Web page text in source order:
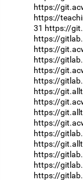
https://
https://
31 https://
https://
https://
https://
https://
https://
https://
https://
https://
https://
https://
https://
https://
https://
https://